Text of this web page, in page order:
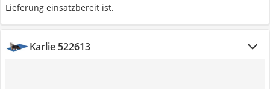
Lieferung einsatzbereit ist.
Karlie 522613